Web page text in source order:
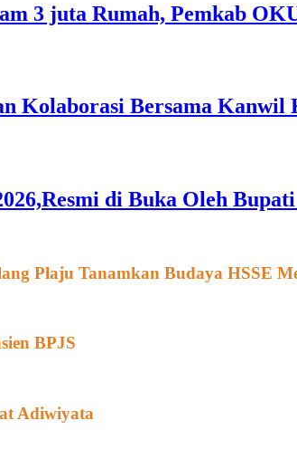
3 juta Rumah, Pemkab
Kolaborasi Bersama Kanwil
di Buka Oleh
Plaju Tanamkan Budaya HSSE
BPJS
Adiwiyata